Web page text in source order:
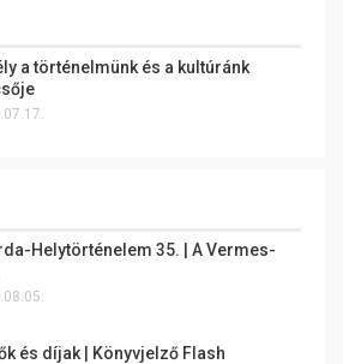
a történelmünk és a kultúránk
Helytörténelem 35. | A Vermes-
és díjak | Könyvjelző Flash